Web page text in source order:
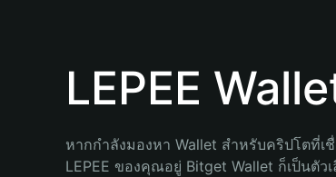
Bahasa Indonesia
LEPEE
หากกำลังมองหา Wallet สำหรับคริปโตที่เ
LEPEE ของคุณอยู่ Bitget Wallet ก็เป็นตั